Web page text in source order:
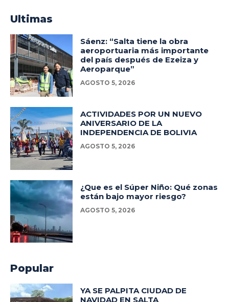
Ultimas
Sáenz: “Salta tiene la obra
aeroportuaria más importante
del país después de Ezeiza y
Aeroparque”
AGOSTO 5, 2026
ACTIVIDADES POR UN NUEVO
ANIVERSARIO DE LA
INDEPENDENCIA DE BOLIVIA
AGOSTO 5, 2026
¿Que es el Súper Niño: Qué zonas
están bajo mayor riesgo?
AGOSTO 5, 2026
Popular
YA SE PALPITA CIUDAD DE
NAVIDAD EN SALTA